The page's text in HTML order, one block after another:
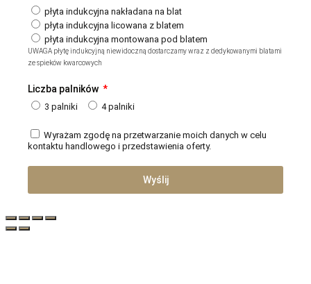
płyta indukcyjna nakładana na blat
płyta indukcyjna licowana z blatem
płyta indukcyjna montowana pod blatem
UWAGA płytę indukcyjną niewidoczną dostarczamy wraz z dedykowanymi blatami
ze spieków kwarcowych
Liczba palników
3 palniki 4 palniki
Wyrażam zgodę na przetwarzanie moich danych w celu
kontaktu handlowego i przedstawienia oferty.
Wyślij